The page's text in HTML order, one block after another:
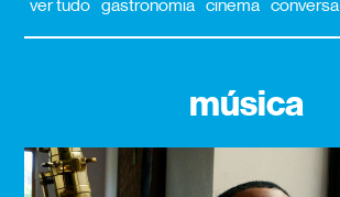
ver tudo gastronomia cinema conversa
música